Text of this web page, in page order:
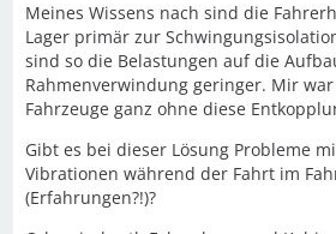
Meines Wissens nach sind die
Lager primär zur
sind so die Belastungen auf die
Rahmenverwindung geringer. Mir
Fahrzeuge ganz ohne diese
Gibt es bei dieser Lösung Probleme
Vibrationen während der Fahrt im
(Erfahrungen?!)?